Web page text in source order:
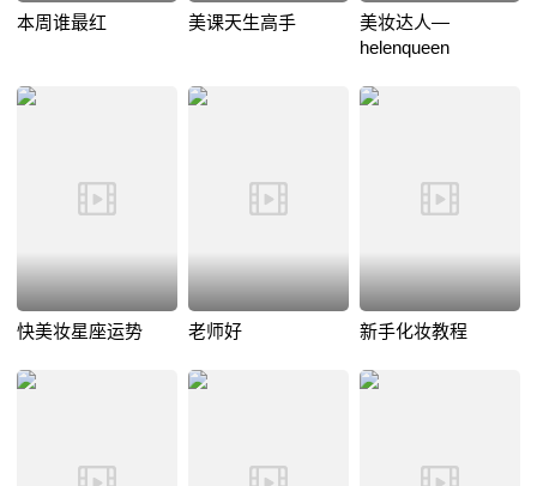
本周谁最红 美课天生高手
美妆达人—
helenqueen
快美妆星座运势 老师好 新手化妆教程